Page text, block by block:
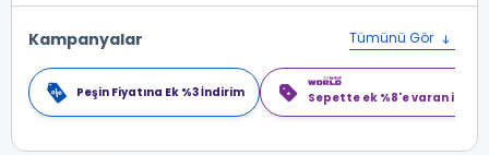
Kampanyalar Tümünü Gör
Peşin Fiyatına Ek %3 İndirim Sepette ek %8'e varan